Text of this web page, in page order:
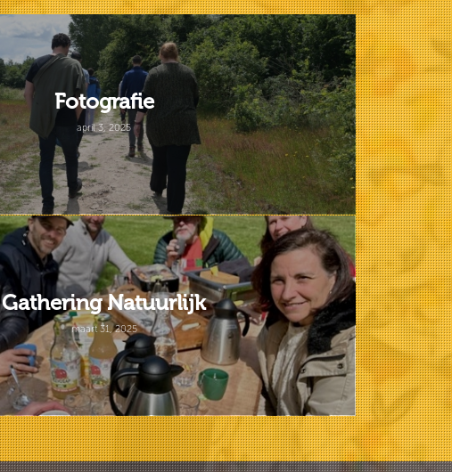
Fotografie
april 3, 2025
Gathering Natuurlijk
maart 31, 2025